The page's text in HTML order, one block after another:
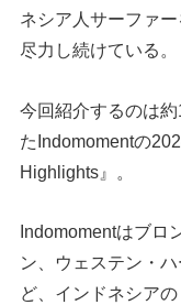
ネシア人サーファ
尽力し続けている。
今回紹介するのは
たIndomomentの
Highlights』。
Indomomentはブロ
ン、ウェステン・
ど、インドネシア